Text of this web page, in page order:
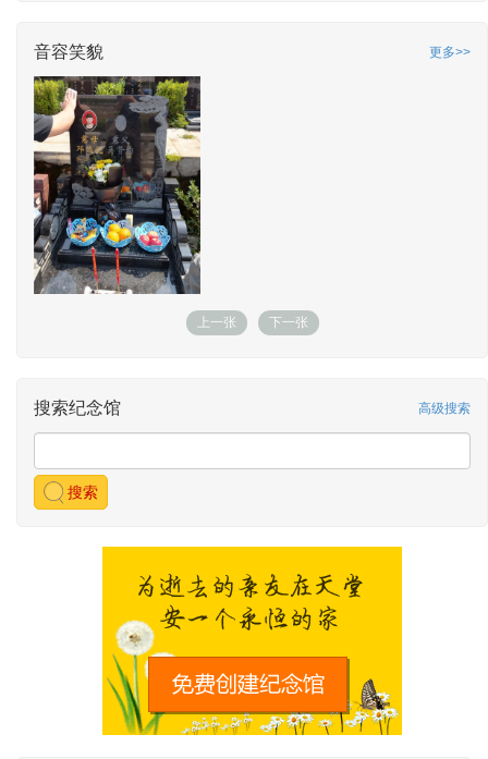
音容笑貌 更多>>
上一张 下一张
搜索纪念馆 高级搜索
搜索